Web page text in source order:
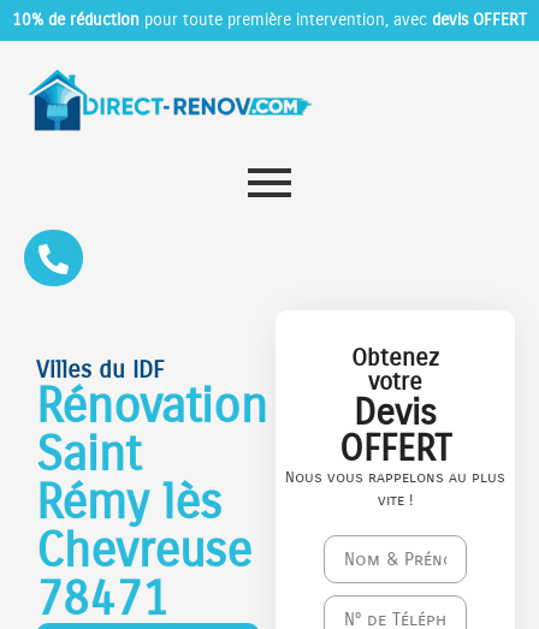
10% de réduction pour toute première intervention, avec devis OFFERT
Villes du IDF
Rénovation
Saint
Rémy lès
Chevreuse
78471
Obtenez
votre
Devis
OFFERT
Nous vous rappelons au plus
vite !